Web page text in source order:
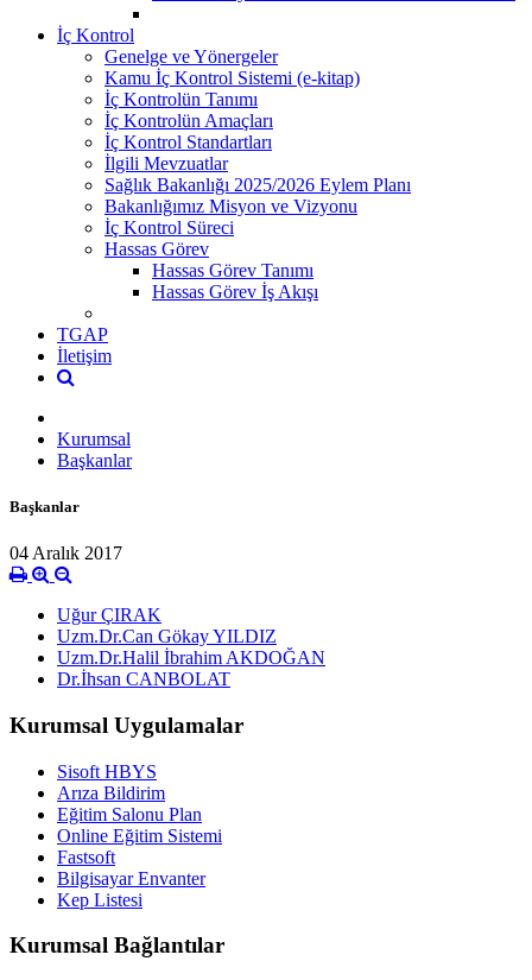
İç Kontrol
Genelge ve Yönergeler
Kamu İç Kontrol Sistemi (e-kitap)
İç Kontrolün Tanımı
İç Kontrolün Amaçları
İç Kontrol Standartları
İlgili Mevzuatlar
Sağlık Bakanlığı 2025/2026 Eylem Planı
Bakanlığımız Misyon ve Vizyonu
İç Kontrol Süreci
Hassas Görev
Hassas Görev Tanımı
Hassas Görev İş Akışı
TGAP
İletişim
Kurumsal
Başkanlar
Başkanlar
04 Aralık 2017
Uğur ÇIRAK
Uzm.Dr.Can Gökay YILDIZ
Uzm.Dr.Halil İbrahim AKDOĞAN
Dr.İhsan CANBOLAT
Kurumsal Uygulamalar
Sisoft HBYS
Arıza Bildirim
Eğitim Salonu Plan
Online Eğitim Sistemi
Fastsoft
Bilgisayar Envanter
Kep Listesi
Kurumsal Bağlantılar